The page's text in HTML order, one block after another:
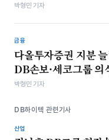
박형민 기자
금융
다올투자증권 지분
DB손보·세코그룹 의
박형민 기자
DB하이텍 관련기사
산업